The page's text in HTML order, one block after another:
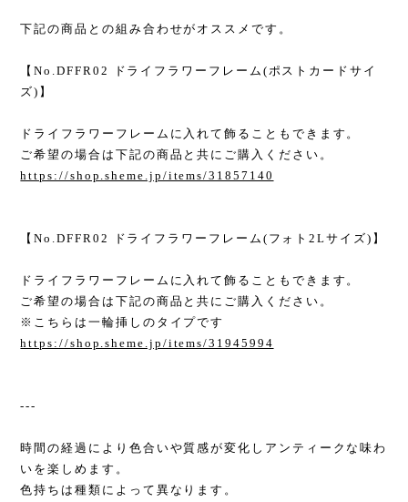
下記の商品との組み合わせがオススメです。
【No.DFFR02 ドライフラワーフレーム(ポストカードサイ
ズ)】
ドライフラワーフレームに入れて飾ることもできます。
ご希望の場合は下記の商品と共にご購入ください。
https://shop.sheme.jp/items/31857140
【No.DFFR02 ドライフラワーフレーム(フォト2Lサイズ)】
ドライフラワーフレームに入れて飾ることもできます。
ご希望の場合は下記の商品と共にご購入ください。
※こちらは一輪挿しのタイプです
https://shop.sheme.jp/items/31945994
---
時間の経過により色合いや質感が変化しアンティークな味わ
いを楽しめます。
色持ちは種類によって異なります。